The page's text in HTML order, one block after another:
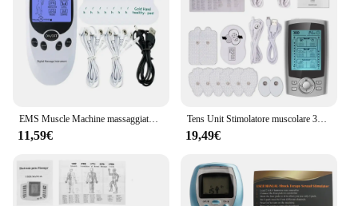
11,59€
Tens Unit Stimolatore muscolare 36 modalità EMS elettrico Agopuntura Massaggio corpo Terapia digitale Macchina dimagrante Elettrostimolatore
19,49€